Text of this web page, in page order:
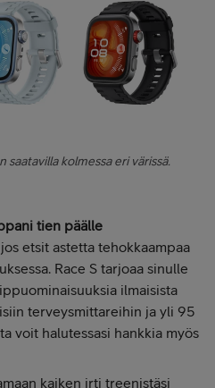
saatavilla kolmessa eri värissä.
tien päälle
etsit astetta tehokkaampaa
Race S tarjoaa sinulle
ilmaisista
terveysmittareihin ja yli 95
voit halutessasi hankkia myös
kaiken irti treenistäsi